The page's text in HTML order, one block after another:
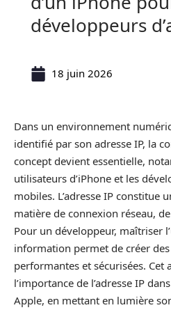
développeurs
18 juin 2026
Dans un environnement
identifié par son adresse IP, la
concept devient essentielle,
utilisateurs d’iPhone et les
mobiles. L’adresse IP constitue
matière de connexion réseau,
Pour un développeur, maîtriser
information permet de créer
performantes et sécurisées. Cet
l’importance de l’adresse IP
Apple, en mettant en lumière